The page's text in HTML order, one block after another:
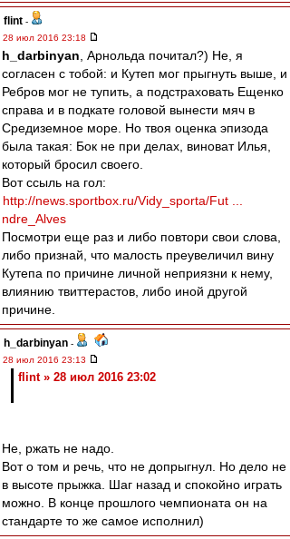
flint -
28 июл 2016 23:18
h_darbinyan , Арнольда почитал?) Не, я
согласен с тобой: и Кутеп мог прыгнуть выше, и
Ребров мог не тупить, а подстраховать Ещенко
справа и в подкате головой вынести мяч в
Средиземное море. Но твоя оценка эпизода
была такая: Бок не при делах, виноват Илья,
который бросил своего.
Вот ссыль на гол:
http://news.sportbox.ru/Vidy_sporta/Fut ...
ndre_Alves
Посмотри еще раз и либо повтори свои слова,
либо признай, что малость преувеличил вину
Кутепа по причине личной неприязни к нему,
влиянию твиттерастов, либо иной другой
причине.
h_darbinyan -
28 июл 2016 23:13
flint » 28 июл 2016 23:02
Не, ржать не надо.
Вот о том и речь, что не допрыгнул. Но дело не
в высоте прыжка. Шаг назад и спокойно играть
можно. В конце прошлого чемпионата он на
стандарте то же самое исполнил)